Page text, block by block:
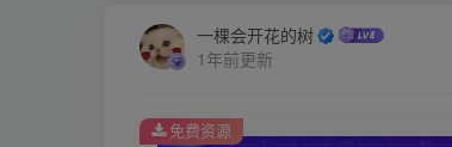
一棵会开花的树
1年前更新
免费资源